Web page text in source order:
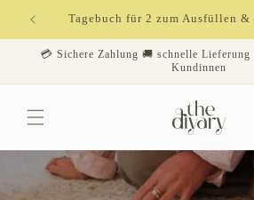
zum
Inhalt
Tagebuch für 2 zum Ausfüllen &
💳 Sichere Zahlung 🚚 schnelle Lieferung
Kundinnen